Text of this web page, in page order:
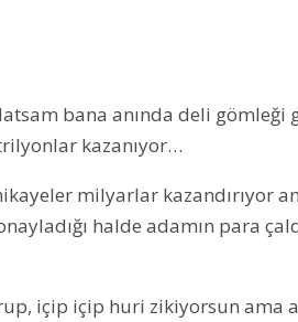
bana anında deli
kazanıyor…
milyarlar kazandırıyor
halde adamın para
içip içip huri zikiyorsun ama